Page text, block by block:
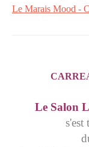
Le Marais Mood -
Le Salon
s'est